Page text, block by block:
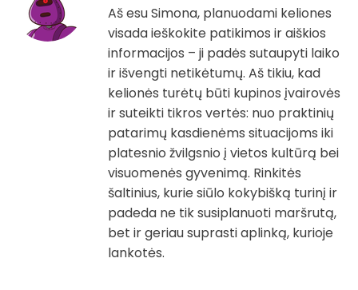
Aš esu Simona, planuodami keliones
visada ieškokite patikimos ir aiškios
informacijos – ji padės sutaupyti laiko
ir išvengti netikėtumų. Aš tikiu, kad
kelionės turėtų būti kupinos įvairovės
ir suteikti tikros vertės: nuo praktinių
patarimų kasdienėms situacijoms iki
platesnio žvilgsnio į vietos kultūrą bei
visuomenės gyvenimą. Rinkitės
šaltinius, kurie siūlo kokybišką turinį ir
padeda ne tik susiplanuoti maršrutą,
bet ir geriau suprasti aplinką, kurioje
lankotės.